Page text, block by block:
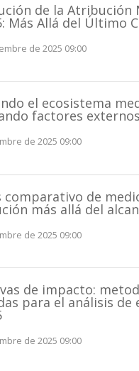
de la Atribución
Más Allá del Último
de 2025 09:00
el ecosistema
factores
de 2025 09:00
comparativo de
más allá del
de 2025 09:00
de impacto:
para el análisis de
de 2025 09:00